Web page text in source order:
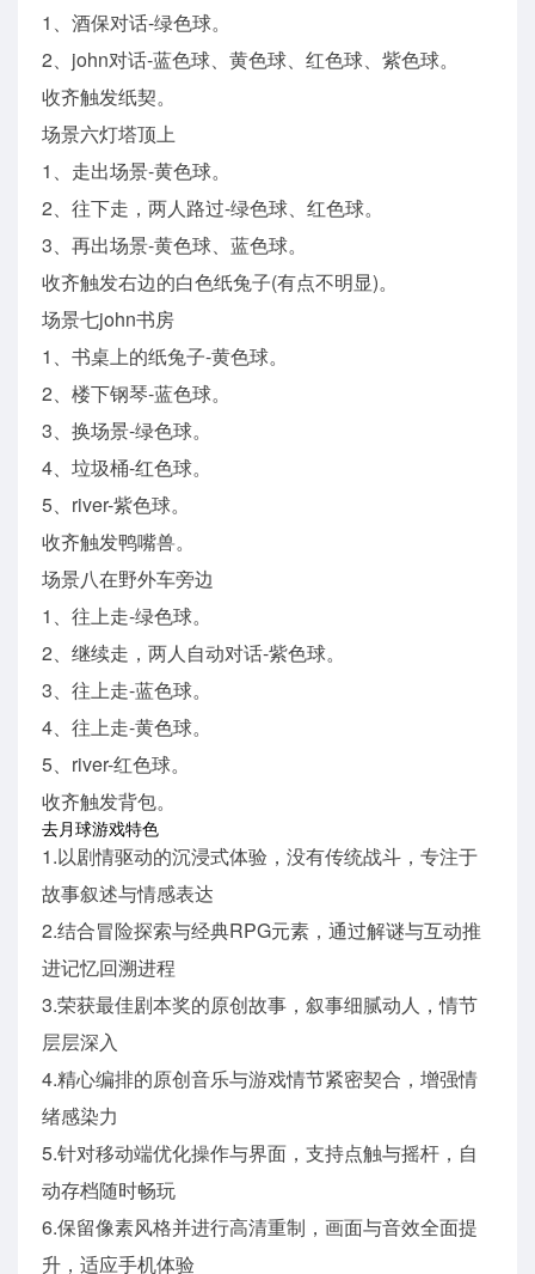
1、酒保对话-绿色球。
2、john对话-蓝色球、黄色球、红色球、紫色球。
收齐触发纸契。
场景六灯塔顶上
1、走出场景-黄色球。
2、往下走，两人路过-绿色球、红色球。
3、再出场景-黄色球、蓝色球。
收齐触发右边的白色纸兔子(有点不明显)。
场景七john书房
1、书桌上的纸兔子-黄色球。
2、楼下钢琴-蓝色球。
3、换场景-绿色球。
4、垃圾桶-红色球。
5、river-紫色球。
收齐触发鸭嘴兽。
场景八在野外车旁边
1、往上走-绿色球。
2、继续走，两人自动对话-紫色球。
3、往上走-蓝色球。
4、往上走-黄色球。
5、river-红色球。
收齐触发背包。
去月球游戏特色
1.以剧情驱动的沉浸式体验，没有传统战斗，专注于
故事叙述与情感表达
2.结合冒险探索与经典RPG元素，通过解谜与互动推
进记忆回溯进程
3.荣获最佳剧本奖的原创故事，叙事细腻动人，情节
层层深入
4.精心编排的原创音乐与游戏情节紧密契合，增强情
绪感染力
5.针对移动端优化操作与界面，支持点触与摇杆，自
动存档随时畅玩
6.保留像素风格并进行高清重制，画面与音效全面提
升，适应手机体验